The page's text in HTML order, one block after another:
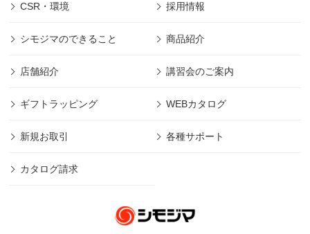
CSR・環境 採用情報
シモジマのできること 商品紹介
店舗紹介 講習会のご案内
ギフトラッピング WEBカタログ
新規お取引 各種サポート
カタログ請求